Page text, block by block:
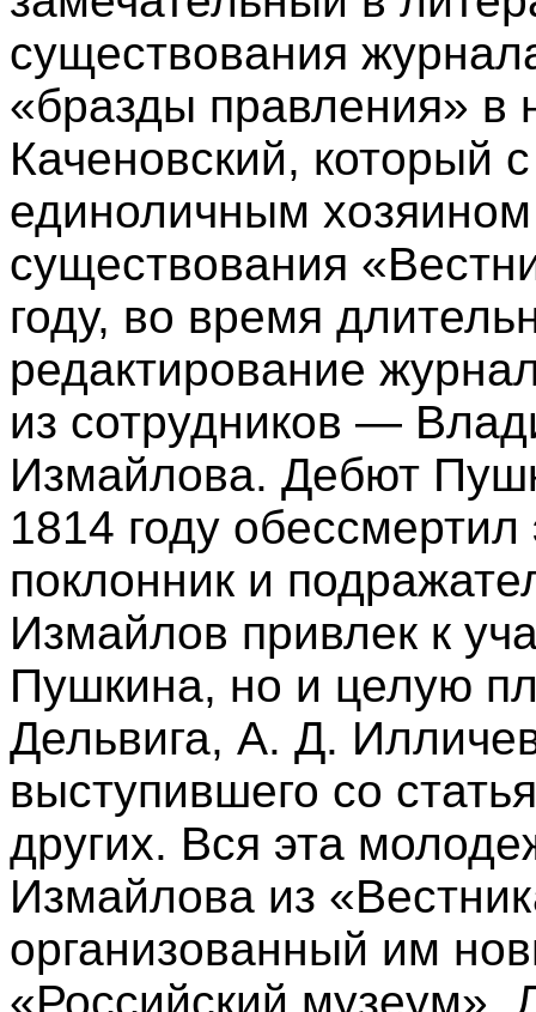
существования
«бразды правления» в
Каченовский, который
единоличным
существования
году, во время
редактирование
из сотрудников —
Измайлова. Дебют
1814 году
поклонник и
Измайлов привлек к
Пушкина, но и целую
Дельвига, А. Д.
выступившего со
других. Вся эта
Измайлова из
организованный им